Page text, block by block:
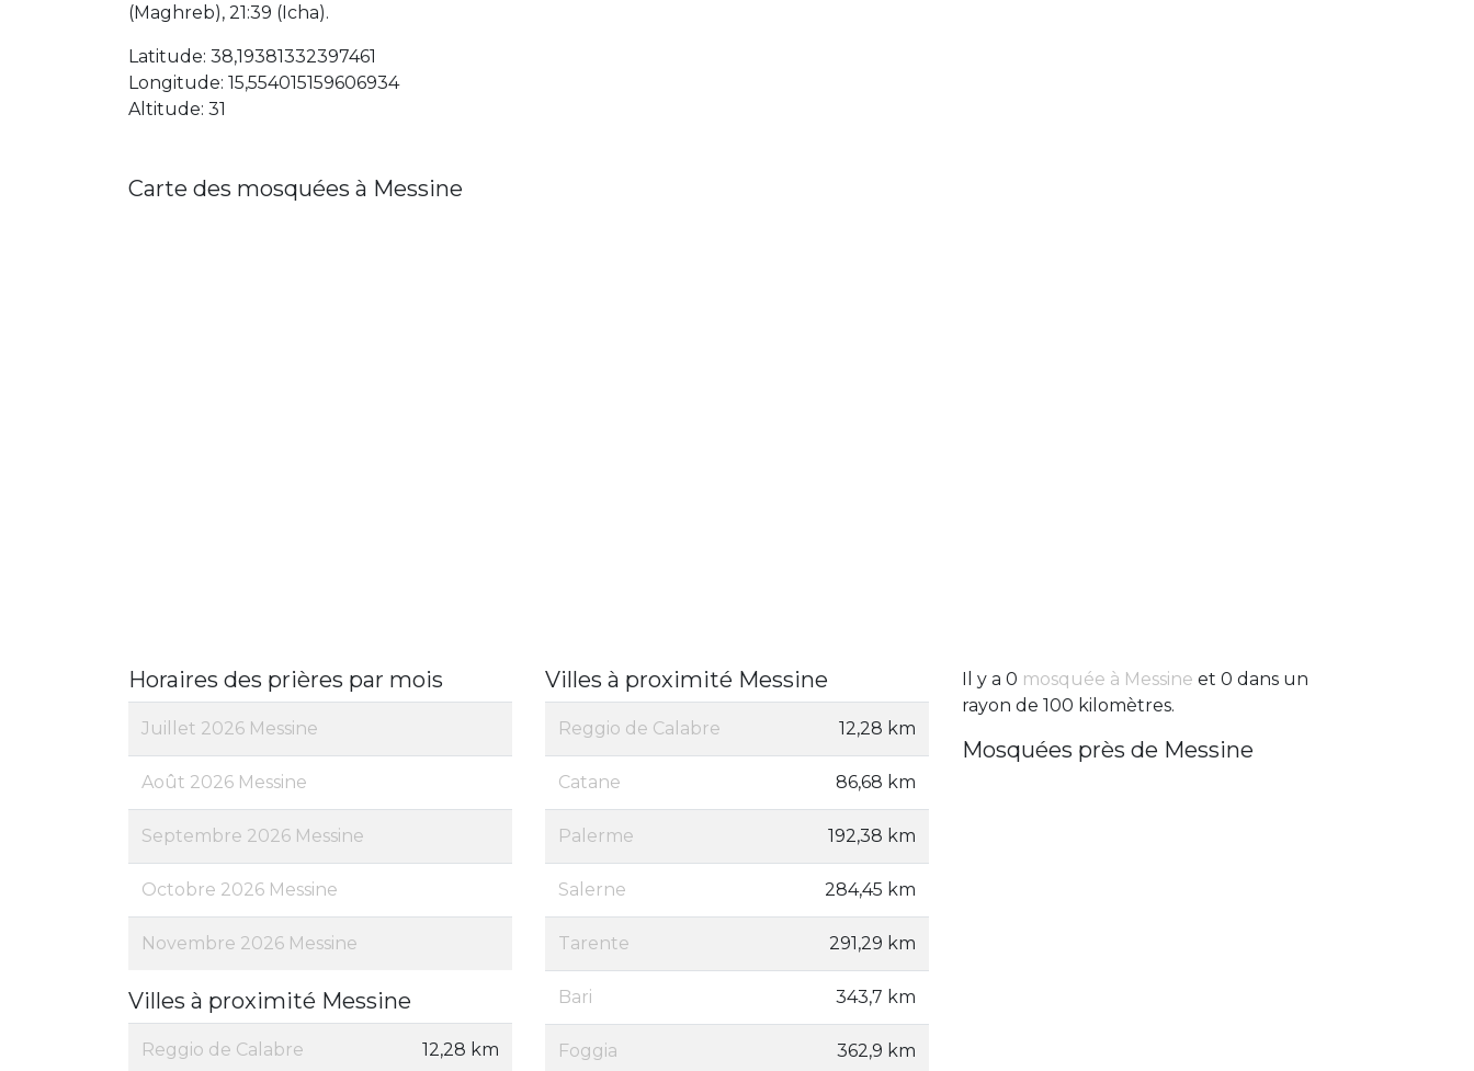
(Maghreb), 21:39 (Icha).
Latitude: 38,19381332397461
Longitude: 15,554015159606934
Altitude: 31
Carte des mosquées à Messine
Horaires des prières par mois
Juillet 2026 Messine
Août 2026 Messine
Septembre 2026 Messine
Octobre 2026 Messine
Novembre 2026 Messine
Villes à proximité Messine
Reggio de Calabre 12,28 km
Villes à proximité Messine
Reggio de Calabre 12,28 km
Catane 86,68 km
Palerme 192,38 km
Salerne 284,45 km
Tarente 291,29 km
Bari 343,7 km
Foggia 362,9 km
Il y a 0 mosquée à Messine et 0 dans un
rayon de 100 kilomètres.
Mosquées près de Messine